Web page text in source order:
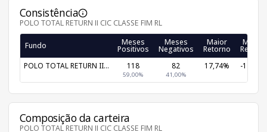
Consistência
POLO TOTAL RETURN II CIC CLASSE FIM RL
Fundo Meses
Positivos
Meses
Negativos
Maior
Retorno
Menor
Retorno
POLO TOTAL RETURN II... 118
59,00%
82
41,00%
17,74% -17,26%
Composição da carteira
POLO TOTAL RETURN II CIC CLASSE FIM RL